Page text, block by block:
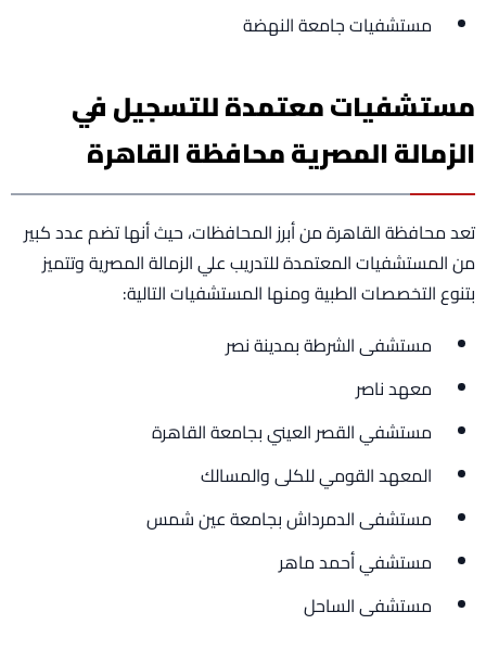
مستشفيات جامعة النهضة
مستشفيات معتمدة للتسجيل في
الزمالة المصرية محافظة القاهرة
تعد محافظة القاهرة من أبرز المحافظات، حيث أنها تضم عدد كبير
من المستشفيات المعتمدة للتدريب علي الزمالة المصرية وتتميز
بتنوع التخصصات الطبية ومنها المستشفيات التالية:
مستشفى الشرطة بمدينة نصر
معهد ناصر
مستشفي القصر العيني بجامعة القاهرة
المعهد القومي للكلى والمسالك
مستشفى الدمرداش بجامعة عين شمس
مستشفي أحمد ماهر
مستشفى الساحل